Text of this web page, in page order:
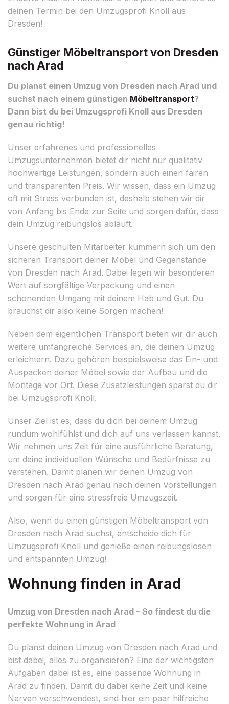
deinen Termin bei den Umzugsprofi Knoll aus
Dresden!
Günstiger Möbeltransport von Dresden
nach Arad
Du planst einen Umzug von Dresden nach Arad und
suchst nach einem günstigen Möbeltransport?
Dann bist du bei Umzugsprofi Knoll aus Dresden
genau richtig!
Unser erfahrenes und professionelles
Umzugsunternehmen bietet dir nicht nur qualitativ
hochwertige Leistungen, sondern auch einen fairen
und transparenten Preis. Wir wissen, dass ein Umzug
oft mit Stress verbunden ist, deshalb stehen wir dir
von Anfang bis Ende zur Seite und sorgen dafür, dass
dein Umzug reibungslos abläuft.
Unsere geschulten Mitarbeiter kümmern sich um den
sicheren Transport deiner Möbel und Gegenstände
von Dresden nach Arad. Dabei legen wir besonderen
Wert auf sorgfältige Verpackung und einen
schonenden Umgang mit deinem Hab und Gut. Du
brauchst dir also keine Sorgen machen!
Neben dem eigentlichen Transport bieten wir dir auch
weitere umfangreiche Services an, die deinen Umzug
erleichtern. Dazu gehören beispielsweise das Ein- und
Auspacken deiner Möbel sowie der Aufbau und die
Montage vor Ort. Diese Zusatzleistungen sparst du dir
bei Umzugsprofi Knoll.
Unser Ziel ist es, dass du dich bei deinem Umzug
rundum wohlfühlst und dich auf uns verlassen kannst.
Wir nehmen uns Zeit für eine ausführliche Beratung,
um deine individuellen Wünsche und Bedürfnisse zu
verstehen. Damit planen wir deinen Umzug von
Dresden nach Arad genau nach deinen Vorstellungen
und sorgen für eine stressfreie Umzugszeit.
Also, wenn du einen günstigen Möbeltransport von
Dresden nach Arad suchst, entscheide dich für
Umzugsprofi Knoll und genieße einen reibungslosen
und entspannten Umzug!
Wohnung finden in Arad
Umzug von Dresden nach Arad – So findest du die
perfekte Wohnung in Arad
Du planst deinen Umzug von Dresden nach Arad und
bist dabei, alles zu organisieren? Eine der wichtigsten
Aufgaben dabei ist es, eine passende Wohnung in
Arad zu finden. Damit du dabei keine Zeit und keine
Nerven verschwendest, sind hier ein paar hilfreiche